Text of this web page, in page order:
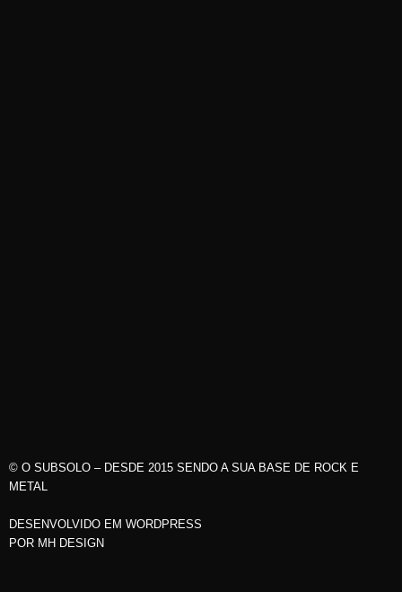
© O SUBSOLO – DESDE 2015 SENDO A SUA BASE DE ROCK E
METAL
DESENVOLVIDO EM WORDPRESS
POR MH DESIGN